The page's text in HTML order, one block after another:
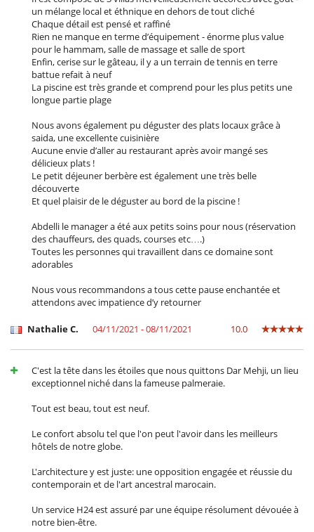
un mélange local et éthnique en dehors de tout cliché
Chaque détail est pensé et raffiné
Rien ne manque en terme d’équipement - énorme plus value
pour le hammam, salle de massage et salle de sport
Enfin, cerise sur le gâteau, il y a un terrain de tennis en terre
battue refait à neuf
La piscine est très grande et comprend pour les plus petits une
longue partie plage
Nous avons également pu déguster des plats locaux grâce à
saida, une excellente cuisinière
Aucune envie d’aller au restaurant après avoir mangé ses
délicieux plats !
Le petit déjeuner berbère est également une très belle
découverte
Et quel plaisir de le déguster au bord de la piscine !
Abdelli le manager a été aux petits soins pour nous (réservation
des chauffeurs, des quads, courses etc….)
Toutes les personnes qui travaillent dans ce domaine sont
adorables
Nous vous recommandons a tous cette pause enchantée et
attendons avec impatience d’y retourner
Nathalie C. 04/11/2021 - 08/11/2021 10.0
C'est la tête dans les étoiles que nous quittons Dar Mehji, un lieu
exceptionnel niché dans la fameuse palmeraie.
Tout est beau, tout est neuf.
Le confort absolu tel que l'on peut l'avoir dans les meilleurs
hôtels de notre globe.
L'architecture y est juste: une opposition engagée et réussie du
contemporain et de l'art ancestral marocain.
Un service H24 est assuré par une équipe résolument dévouée à
notre bien-être.